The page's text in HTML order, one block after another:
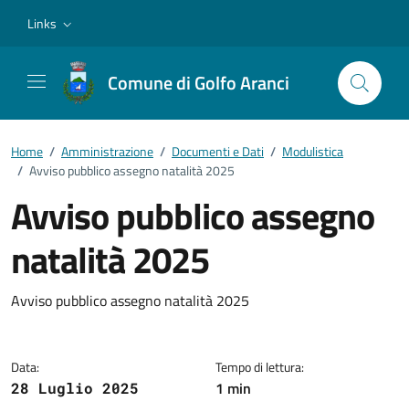
Links
Comune di Golfo Aranci
Home / Amministrazione / Documenti e Dati / Modulistica
/ Avviso pubblico assegno natalità 2025
Avviso pubblico assegno
natalità 2025
Dettagli del documento
Avviso pubblico assegno natalità 2025
Data:
28 Luglio 2025
Tempo di lettura:
1 min